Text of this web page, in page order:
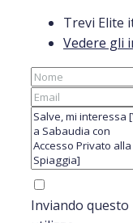
Trevi Elite
Vedere gli
Inviando questo